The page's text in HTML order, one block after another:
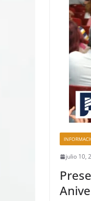
julio 10,